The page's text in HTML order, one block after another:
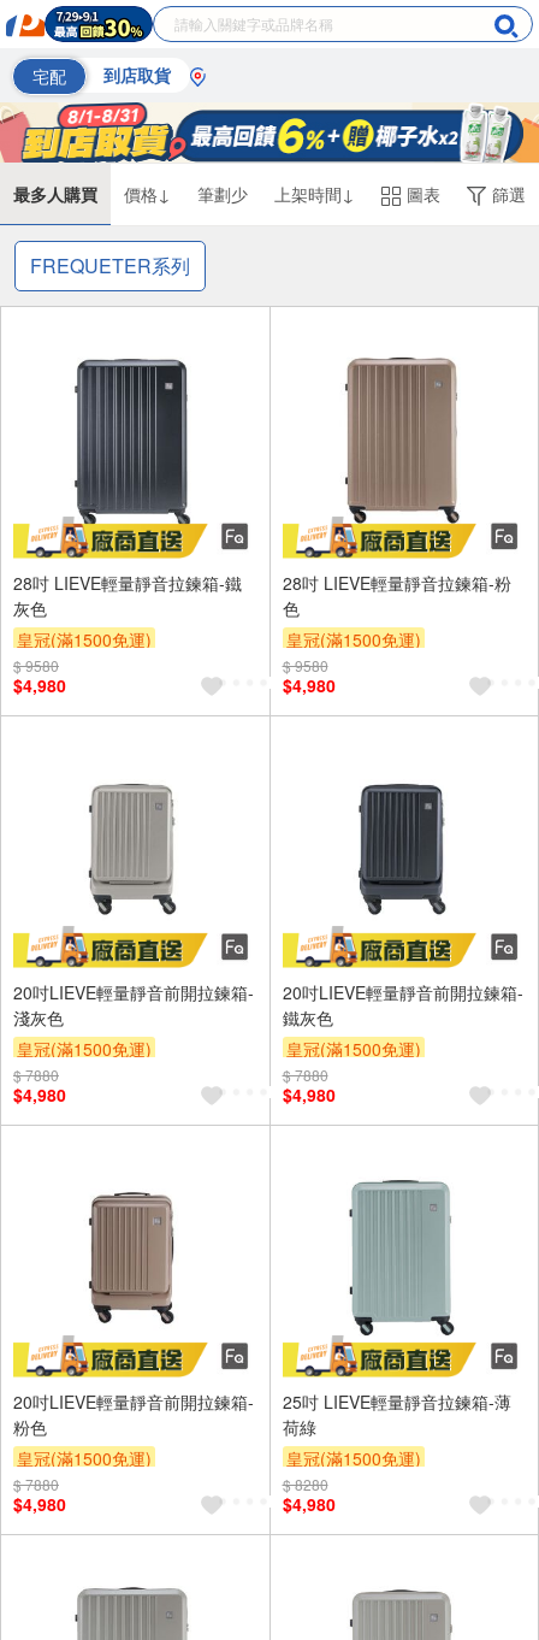
宅配 到店取貨
最多人購買 價格↓ 筆劃少 上架時間↓ 圖表 篩選
FREQUETER系列
28吋 LIEVE輕量靜音拉鍊箱-鐵
灰色
皇冠(滿1500免運)
$ 9580
$4,980
28吋 LIEVE輕量靜音拉鍊箱-粉
色
皇冠(滿1500免運)
$ 9580
$4,980
20吋LIEVE輕量靜音前開拉鍊箱-
淺灰色
皇冠(滿1500免運)
$ 7880
$4,980
20吋LIEVE輕量靜音前開拉鍊箱-
鐵灰色
皇冠(滿1500免運)
$ 7880
$4,980
20吋LIEVE輕量靜音前開拉鍊箱-
粉色
皇冠(滿1500免運)
$ 7880
$4,980
25吋 LIEVE輕量靜音拉鍊箱-薄
荷綠
皇冠(滿1500免運)
$ 8280
$4,980